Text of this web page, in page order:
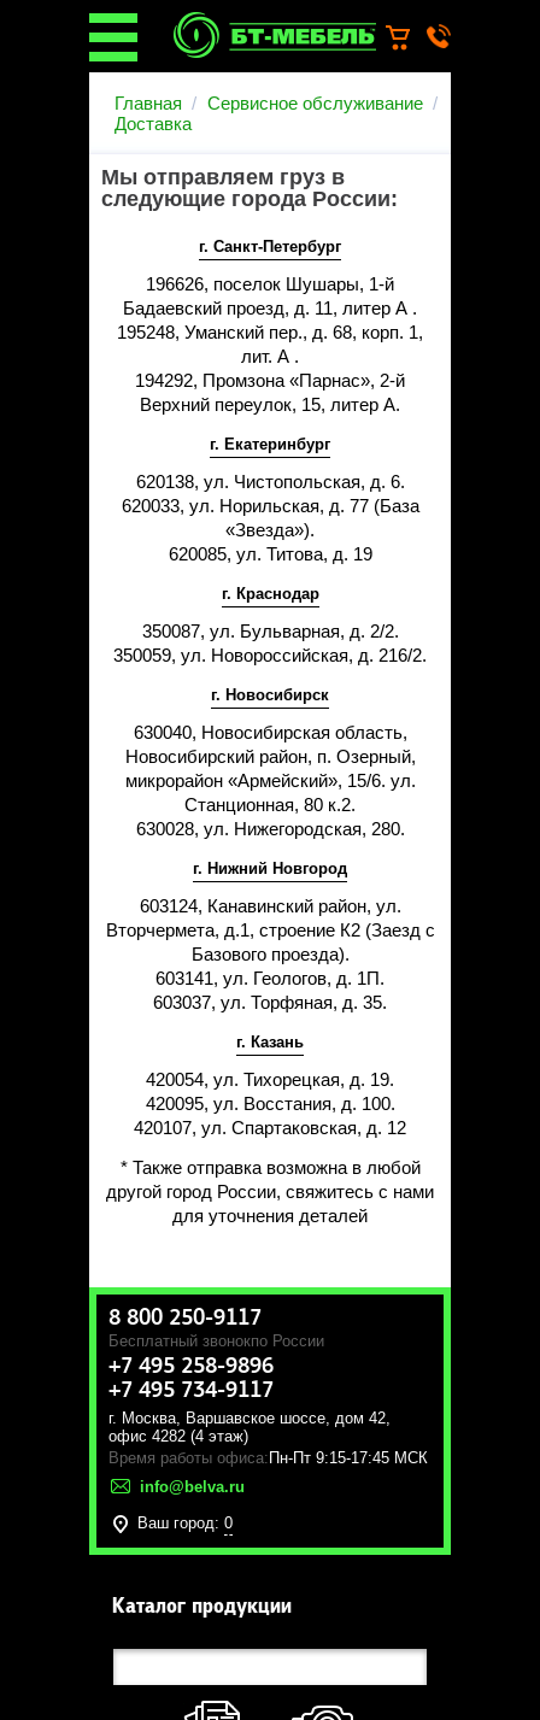
О бренде
Каталог
Услуги
светильников
Ремонт медицинской мебели
Запасные части
Гарантийное обслуживание
медицинской мебели
Инструкции от производителей
Установка медицинской мебели
Доставка
Наши объекты
Производители
Дилерам
Статьи
Главная
Сервисное обслуживание
Доставка
Мы отправляем груз в
следующие города России:
г. Санкт-Петербург
196626, поселок Шушары, 1-й
Бадаевский проезд, д. 11, литер А .
195248, Уманский пер., д. 68, корп. 1,
лит. А .
194292, Промзона «Парнас», 2-й
Верхний переулок, 15, литер А.
г. Екатеринбург
620138, ул. Чистопольская, д. 6.
620033, ул. Норильская, д. 77 (База
«Звезда»).
620085, ул. Титова, д. 19
г. Краснодар
350087, ул. Бульварная, д. 2/2.
350059, ул. Новороссийская, д. 216/2.
г. Новосибирск
630040, Новосибирская область,
Новосибирский район, п. Озерный,
микрорайон «Армейский», 15/6. ул.
Станционная, 80 к.2.
630028, ул. Нижегородская, 280.
г. Нижний Новгород
603124, Канавинский район, ул.
Вторчермета, д.1, строение К2 (Заезд с
Базового проезда).
603141, ул. Геологов, д. 1П.
603037, ул. Торфяная, д. 35.
г. Казань
420054, ул. Тихорецкая, д. 19.
420095, ул. Восстания, д. 100.
420107, ул. Спартаковская, д. 12
* Также отправка возможна в любой
другой город России, свяжитесь с нами
для уточнения деталей
8 800 250-9117
Бесплатный звонокпо России
+7 495 258-9896
+7 495 734-9117
г. Москва, Варшавское шоссе, дом 42,
офис 4282 (4 этаж)
Время работы офиса: Пн-Пт 9:15-17:45 МСК
info@belva.ru
Ваш город: 0
Каталог продукции